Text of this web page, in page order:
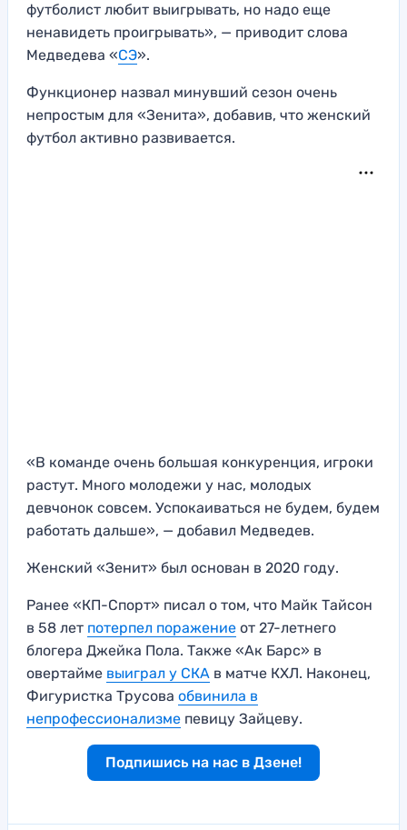
футболист любит выигрывать, но надо еще
ненавидеть проигрывать», — приводит слова
Медведева «СЭ».
Функционер назвал минувший сезон очень
непростым для «Зенита», добавив, что женский
футбол активно развивается.
«В команде очень большая конкуренция, игроки
растут. Много молодежи у нас, молодых
девчонок совсем. Успокаиваться не будем, будем
работать дальше», — добавил Медведев.
Женский «Зенит» был основан в 2020 году.
Ранее «КП-Спорт» писал о том, что Майк Тайсон
в 58 лет потерпел поражение от 27-летнего
блогера Джейка Пола. Также «Ак Барс» в
овертайме выиграл у СКА в матче КХЛ. Наконец,
Фигуристка Трусова обвинила в
непрофессионализме певицу Зайцеву.
Подпишись на нас в Дзене!